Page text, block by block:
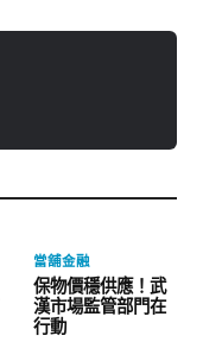
當舖金融
保物價穩供應！武
漢市場監管部門在
行動